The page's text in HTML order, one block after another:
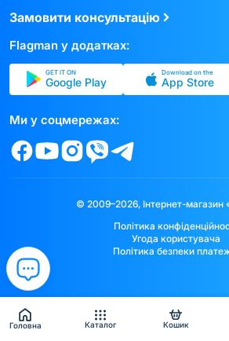
Головна Каталог Кошик
Замовити консультацію
Flagman у додатках:
GET IT ON
Google Play
Download on the
App Store
Ми у соцмережах:
© 2009–2026, Інтернет-магазин
Політика
Угода користувача
Політика безпеки